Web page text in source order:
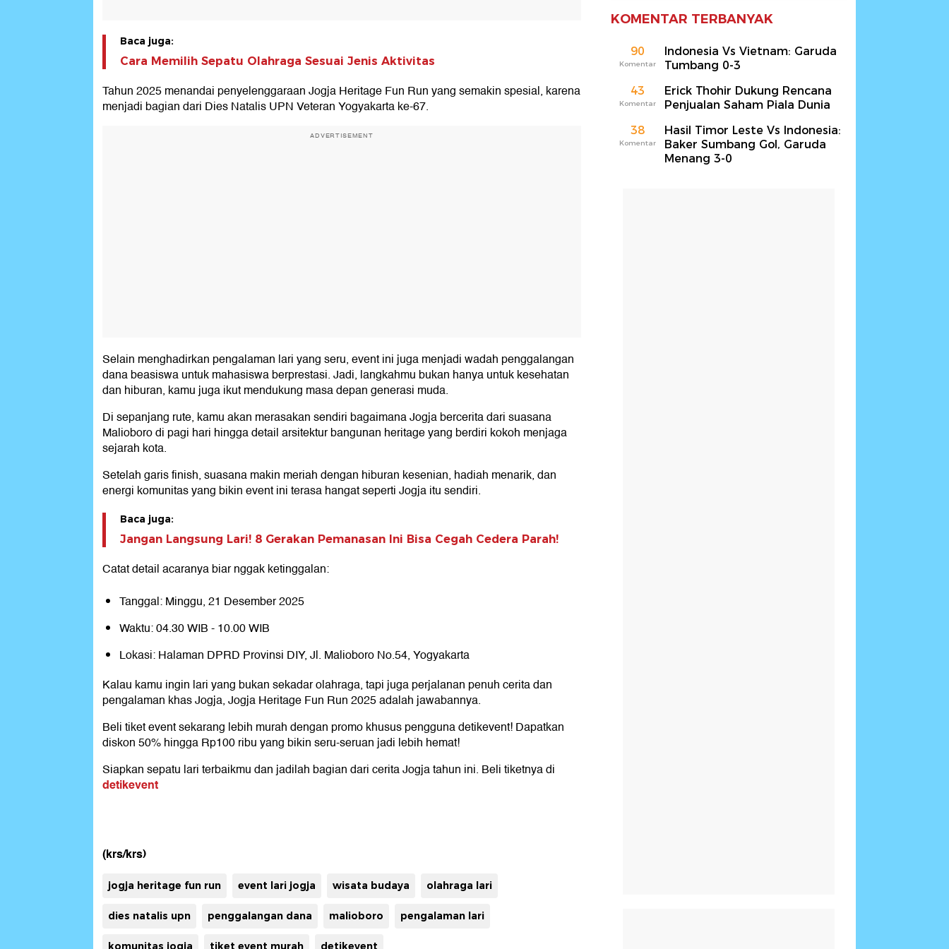
Baca juga:
Cara Memilih Sepatu Olahraga Sesuai Jenis Aktivitas
Tahun 2025 menandai penyelenggaraan Jogja Heritage Fun Run yang semakin spesial, karena
menjadi bagian dari Dies Natalis UPN Veteran Yogyakarta ke-67.
ADVERTISEMENT
Selain menghadirkan pengalaman lari yang seru, event ini juga menjadi wadah penggalangan
dana beasiswa untuk mahasiswa berprestasi. Jadi, langkahmu bukan hanya untuk kesehatan
dan hiburan, kamu juga ikut mendukung masa depan generasi muda.
Di sepanjang rute, kamu akan merasakan sendiri bagaimana Jogja bercerita dari suasana
Malioboro di pagi hari hingga detail arsitektur bangunan heritage yang berdiri kokoh menjaga
sejarah kota.
Setelah garis finish, suasana makin meriah dengan hiburan kesenian, hadiah menarik, dan
energi komunitas yang bikin event ini terasa hangat seperti Jogja itu sendiri.
Baca juga:
Jangan Langsung Lari! 8 Gerakan Pemanasan Ini Bisa Cegah Cedera Parah!
Catat detail acaranya biar nggak ketinggalan:
Tanggal: Minggu, 21 Desember 2025
Waktu: 04.30 WIB - 10.00 WIB
Lokasi: Halaman DPRD Provinsi DIY, Jl. Malioboro No.54, Yogyakarta
Kalau kamu ingin lari yang bukan sekadar olahraga, tapi juga perjalanan penuh cerita dan
pengalaman khas Jogja, Jogja Heritage Fun Run 2025 adalah jawabannya.
Beli tiket event sekarang lebih murah dengan promo khusus pengguna detikevent! Dapatkan
diskon 50% hingga Rp100 ribu yang bikin seru-seruan jadi lebih hemat!
Siapkan sepatu lari terbaikmu dan jadilah bagian dari cerita Jogja tahun ini. Beli tiketnya di
detikevent
(krs/krs)
jogja heritage fun run event lari jogja wisata budaya olahraga lari
dies natalis upn penggalangan dana malioboro pengalaman lari
komunitas jogja tiket event murah detikevent
KOMENTAR TERBANYAK
90
Komentar
Indonesia Vs Vietnam: Garuda
Tumbang 0-3
43
Komentar
Erick Thohir Dukung Rencana
Penjualan Saham Piala Dunia
38
Komentar
Hasil Timor Leste Vs Indonesia:
Baker Sumbang Gol, Garuda
Menang 3-0